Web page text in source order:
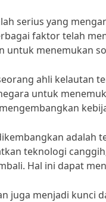
serius yang
faktor telah
untuk menemukan
ahli kelautan
untuk
teknologi
Hal ini dapat
juga menjadi kunci